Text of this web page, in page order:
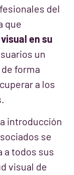
del
que
en su
un
forma
a los
introducción
se
a todos sus
visual de